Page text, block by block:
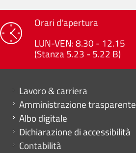
Orari d'apertura
LUN-VEN: 8.30 - 12.15
(Stanza 5.23 - 5.22 B)
Mini menu di servizio
Lavoro & carriera
Amministrazione trasparente
Albo digitale
Dichiarazione di accessibilità
Contabilità